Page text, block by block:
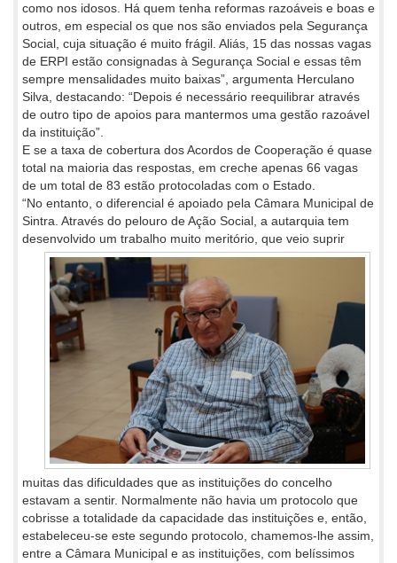
como nos idosos. Há quem tenha reformas razoáveis e boas e
outros, em especial os que nos são enviados pela Segurança
Social, cuja situação é muito frágil. Aliás, 15 das nossas vagas
de ERPI estão consignadas à Segurança Social e essas têm
sempre mensalidades muito baixas”, argumenta Herculano
Silva, destacando: “Depois é necessário reequilibrar através
de outro tipo de apoios para mantermos uma gestão razoável
da instituição”.
E se a taxa de cobertura dos Acordos de Cooperação é quase
total na maioria das respostas, em creche apenas 66 vagas
de um total de 83 estão protocoladas com o Estado.
“No entanto, o diferencial é apoiado pela Câmara Municipal de
Sintra. Através do pelouro de Ação Social, a autarquia tem
desenvolvido um trabalho muito meritório, que veio suprir
muitas das dificuldades que as instituições do concelho
estavam a sentir. Normalmente não havia um protocolo que
cobrisse a totalidade da capacidade das instituições e, então,
estabeleceu-se este segundo protocolo, chamemos-lhe assim,
entre a Câmara Municipal e as instituições, com belíssimos